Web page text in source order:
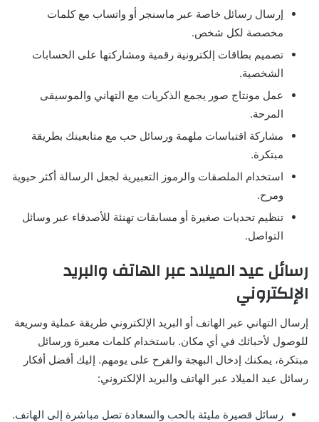
إرسال رسائل خاصة عبر ماسنجر أو واتساب مع كلمات
مخصصة لكل شخص.
تصميم بطاقات إلكترونية رقمية ومشاركتها على الحسابات
الشخصية.
عمل مونتاج صور يجمع الذكريات مع التهاني والموسيقى
المرحة.
مشاركة اقتباسات ملهمة ورسائل حب مع متابعينك بطريقة
مبتكرة.
استخدام الملصقات والرموز التعبيرية لجعل الرسالة أكثر حيوية
ومرح.
تنظيم تحديات صغيرة أو مسابقات تهنئة للأصدقاء عبر وسائل
التواصل.
رسائل عيد الميلاد عبر الهاتف والبريد
الإلكتروني
إرسال التهاني عبر الهاتف أو البريد الإلكتروني طريقة عملية وسريعة
للوصول لأحبائك في أي مكان. باستخدام كلمات معبرة ورسائل
مبتكرة، يمكنك إدخال البهجة والفرح على يومهم. إليك أفضل أفكار
رسائل عيد الميلاد عبر الهاتف والبريد الإلكتروني:
رسائل قصيرة مليئة بالحب والسعادة تصل مباشرة إلى الهاتف.